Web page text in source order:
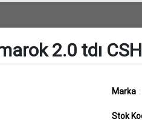
2.0 tdı
Marka
Stok